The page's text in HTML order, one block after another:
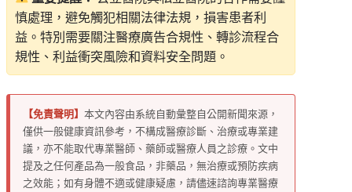
慎處理，避免觸犯相關法律法規，損害患者利
益。特別需要關注醫療廣告合規性、轉診流程合
規性、利益衝突風險和資料安全問題。
【免責聲明】 本文內容由系統自動彙整自公開新聞來源，
僅供一般健康資訊參考，不構成醫療診斷、治療或專業建
議，亦不能取代專業醫師、藥師或醫療人員之診療。文中
提及之任何產品為一般食品，非藥品，無治療或預防疾病
之效能；如有身體不適或健康疑慮，請儘速諮詢專業醫療